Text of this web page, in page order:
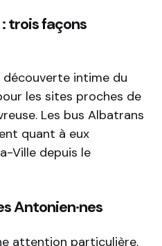
trois façons
intime du
les sites proches de
Les bus Albatrans
quant à eux
Ville depuis le
Antonien·nes
attention particulière.